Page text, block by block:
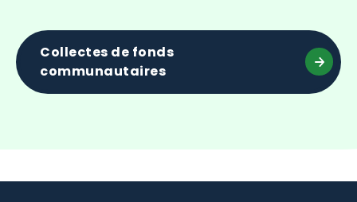
Collectes de fonds
communautaires